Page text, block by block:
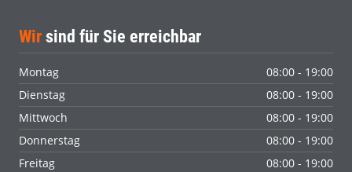
Wir sind für Sie erreichbar
Montag
08:00 - 19:00
Dienstag
08:00 - 19:00
Mittwoch
08:00 - 19:00
Donnerstag
08:00 - 19:00
Freitag
08:00 - 19:00